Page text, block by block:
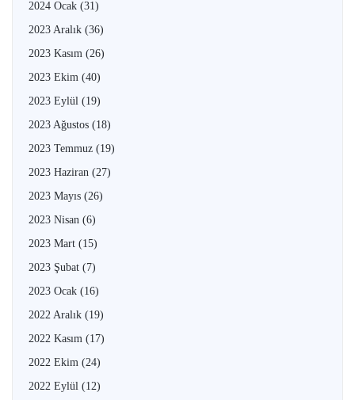
2024 Ocak (31)
2023 Aralık (36)
2023 Kasım (26)
2023 Ekim (40)
2023 Eylül (19)
2023 Ağustos (18)
2023 Temmuz (19)
2023 Haziran (27)
2023 Mayıs (26)
2023 Nisan (6)
2023 Mart (15)
2023 Şubat (7)
2023 Ocak (16)
2022 Aralık (19)
2022 Kasım (17)
2022 Ekim (24)
2022 Eylül (12)